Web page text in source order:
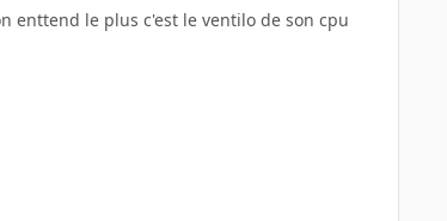
enttend le plus c'est le ventilo de son cpu